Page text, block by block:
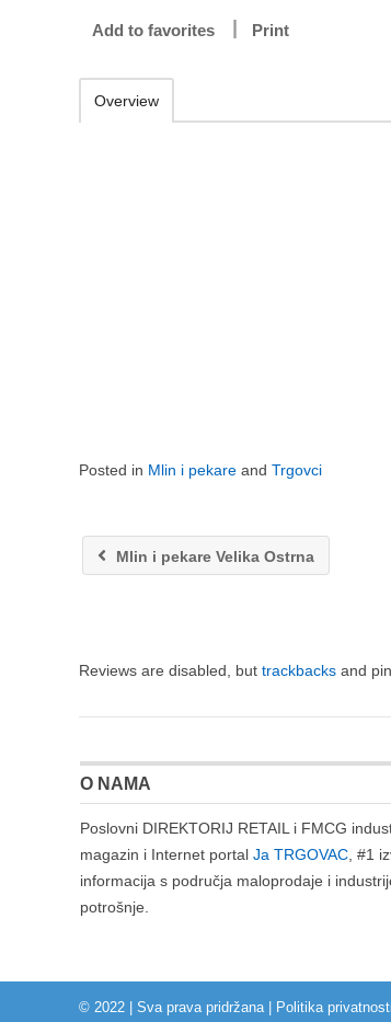
Add to favorites Print
Overview
Posted in Mlin i pekare and Trgovci
Mlin i pekare Velika Ostrna
Reviews are disabled, but trackbacks and
O NAMA
Poslovni DIREKTORIJ RETAIL i FMCG
magazin i Internet portalJa TRGOVAC , #1
informacija s područja maloprodaje i
potrošnje.
© 2022 | Sva prava pridržana | Politika privatnosti